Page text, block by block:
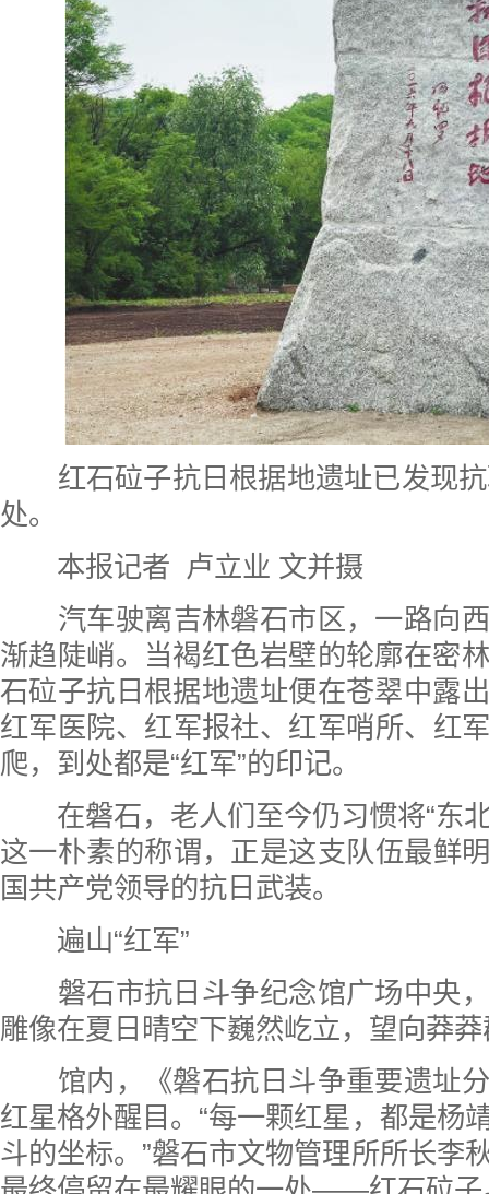
红石砬子抗日根据地遗址已发现抗
处。
本报记者 卢立业 文并摄
汽车驶离吉林磐石市区，一路向
渐趋陡峭。当褐红色岩壁的轮廓在密
石砬子抗日根据地遗址便在苍翠中露
红军医院、红军报社、红军哨所、
爬，到处都是“红军”的印记。
在磐石，老人们至今仍习惯将“东
这一朴素的称谓，正是这支队伍最
国共产党领导的抗日武装。
遍山“红军”
磐石市抗日斗争纪念馆广场中央，
雕像在夏日晴空下巍然屹立，望向莽
馆内，《磐石抗日斗争重要遗址分
红星格外醒目。“每一颗红星，都是杨
斗的坐标。”磐石市文物管理所所长李